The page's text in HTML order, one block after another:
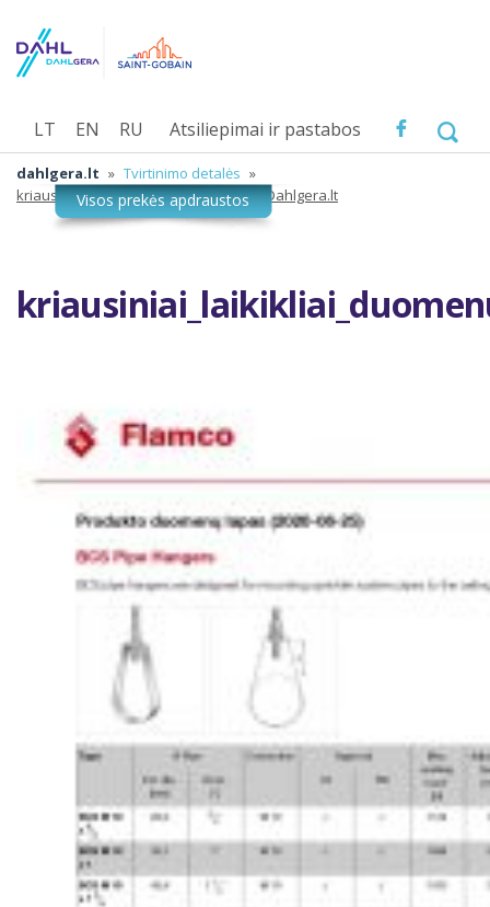
Atsiliepimai ir pastabos
LT EN RU
dahlgera.lt » Tvirtinimo detalės »
kriausiniai_laikikliai_duomenu_lapas_Dahlgera.lt